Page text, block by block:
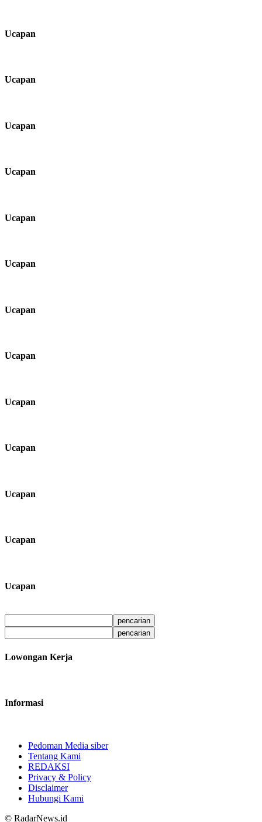
Ucapan
Ucapan
Ucapan
Ucapan
Ucapan
Ucapan
Ucapan
Ucapan
Ucapan
Ucapan
Ucapan
Ucapan
Ucapan
Lowongan Kerja
Informasi
Pedoman Media siber
Tentang Kami
REDAKSI
Privacy & Policy
Disclaimer
Hubungi Kami
© RadarNews.id